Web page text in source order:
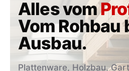
Alles vom
Vom Rohbau
Ausbau.
Plattenware, Holzbau,